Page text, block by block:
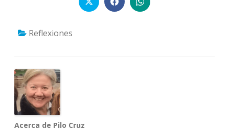
Reflexiones
Acerca de Pilo Cruz